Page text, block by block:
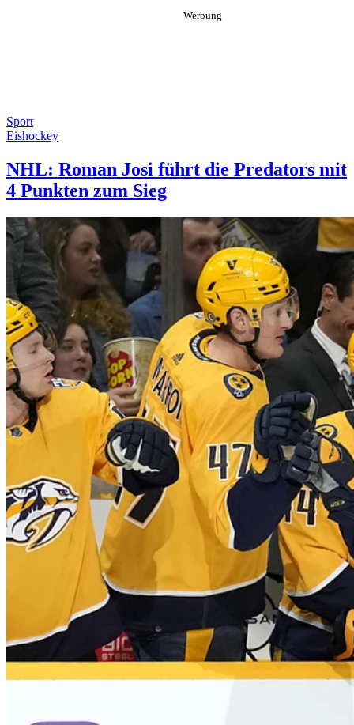
Sport
Eishockey
NHL: Roman Josi führt die Predators mit
4 Punkten zum Sieg